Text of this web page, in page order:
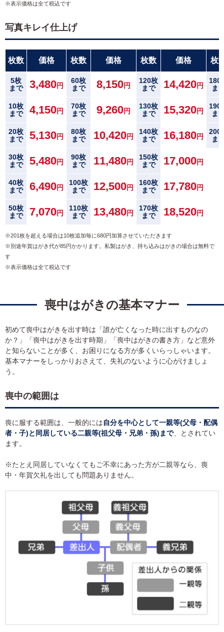
※表示価格は全て税込です
写真キレイ仕上げ
枚数 価格 枚数 価格 枚数 価格 枚
5枚
まで
3,480円
60枚
まで
8,150円
120枚
まで
14,420円
180
ま
10枚
まで
4,150円
70枚
まで
9,260円
130枚
まで
15,320円
190
ま
20枚
まで
5,130円
80枚
まで
10,420円
140枚
まで
16,180円
200
ま
30枚
まで
5,480円
90枚
まで
11,480円
150枚
まで
17,000円
40枚
まで
6,490円
100枚
まで
12,500円
160枚
まで
17,780円
50枚
まで
7,070円
110枚
まで
13,480円
170枚
まで
18,520円
※201枚を超える場合は10枚追加毎に680円加算させていただきます
※別途年賀はがき代が85円かかります。私製はがき、持ち込みはがきの場合は無料で
す
※表示価格は全て税込です
喪中はがきの基本マナー
初めて喪中はがきを出す時は「誰が亡くなった時に出すものなの
か？」「喪中はがきを出す時期」「喪中はがきの書き方」など意外
と知らないことが多く、お困りになる方が多くいらっしゃいます。
基本マナーをしっかりおさえて、失礼のないように心がけましょ
う。
喪中の範囲は
喪に服する範囲は、一般的には自分を中心として一親等(父母・配偶
者・子)と同居している二親等(祖父母・兄弟・孫)まで、とされてい
ます。
※たとえ同居していなくてもご不幸にあった方が二親等なら、喪
中・年賀欠礼を出しても問題ありません。